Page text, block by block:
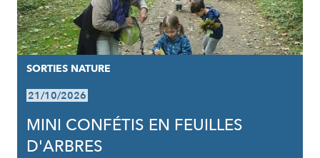
SORTIES NATURE
21/10/2026
MINI CONFÉTIS EN FEUILLES
D'ARBRES